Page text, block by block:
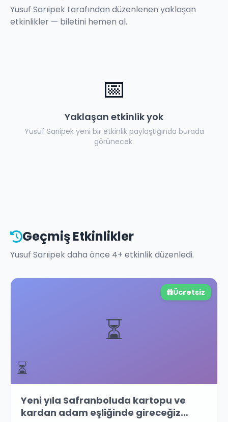
Yusuf Sarıipek tarafından düzenlenen yaklaşan
etkinlikler — biletini hemen al.
📅
Yaklaşan etkinlik yok
Yusuf Sarıipekyeni bir etkinlik paylaştığında burada
görünecek.
Geçmiş Etkinlikler
Yusuf Sarıipekdaha önce 4+ etkinlik düzenledi.
⏳
Ücretsiz
⏳
Yeni yıla Safranboluda kartopu ve
kardan adam eşliğinde gireceğiz